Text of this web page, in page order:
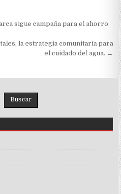
sigue campaña para el ahorro
la estrategia comunitaria para
el cuidado del agua. →
Buscar